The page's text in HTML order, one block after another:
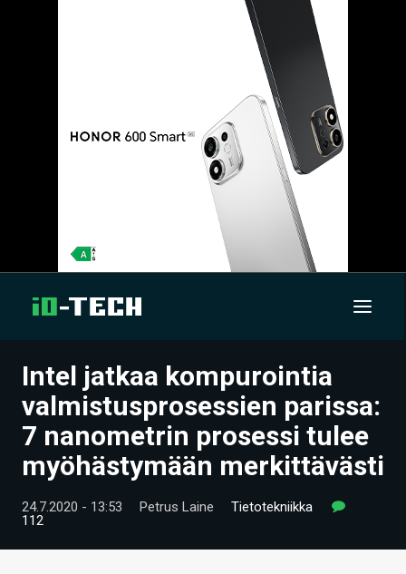
UUTISET
ARTIKKELIT
VIDEOT
TECHBBS
Intel jatkaa kompurointia
valmistusprosessien parissa:
7 nanometrin prosessi tulee
myöhästymään merkittävästi
24.7.2020 - 13:53 Petrus Laine
Tietotekniikka
112